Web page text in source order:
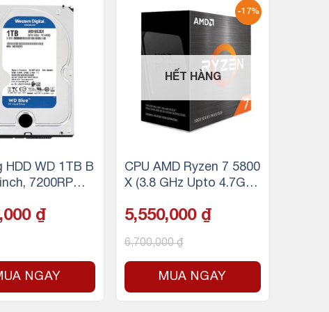
HDD WD 1TB B
7200RPM,
₫
NGAY
-17%
HẾT HÀNG
CPU AMD Ryzen 7 5800
X (3.8 GHz Upto 4.7GHz
reads / 105W / Socket
5,550,000 ₫
6,700,000₫
MUA NGAY